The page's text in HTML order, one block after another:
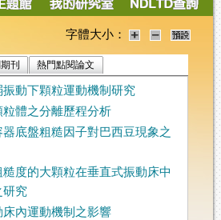
字體大小：
刊 熱門點閱論文
動下顆粒運動機制研究
體之分離歷程分析
底盤粗糙因子對巴西豆現象之
度的大顆粒在垂直式振動床中
研究
內運動機制之影響